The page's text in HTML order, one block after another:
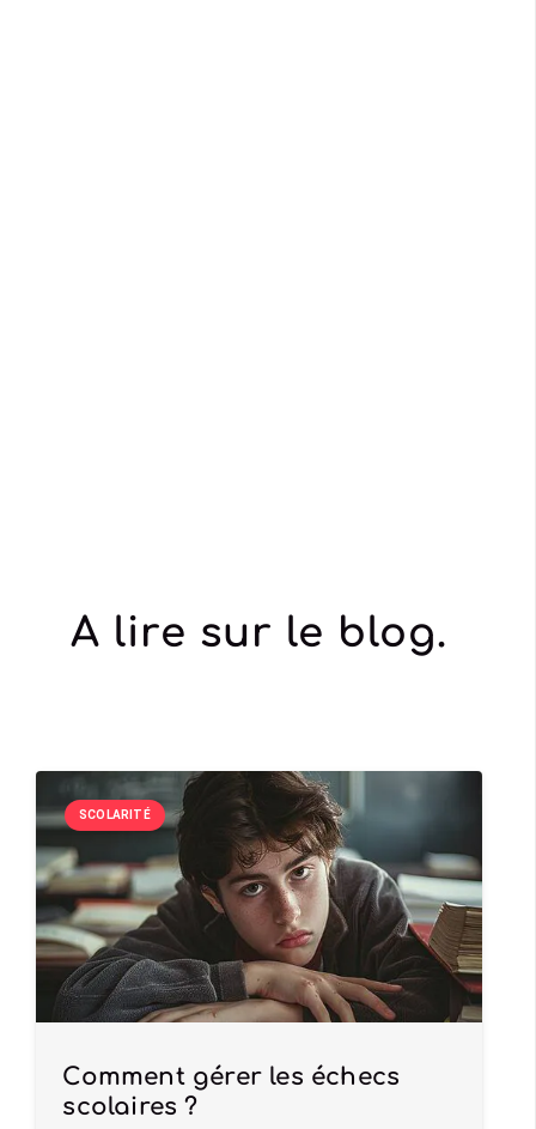
A lire sur le blog.
SCOLARITÉ
Comment gérer les échecs
scolaires ?